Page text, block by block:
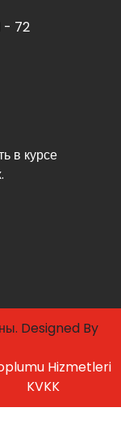
- 72
в курсе
Designed By
Hizmetleri
KVKK